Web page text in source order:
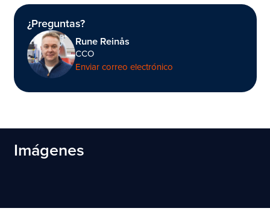
¿Preguntas?
Rune Reinås
CCO
Enviar correo electrónico
Imágenes